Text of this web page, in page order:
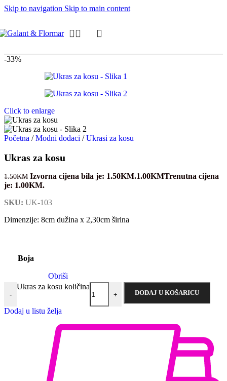
Skip to navigation Skip to main content
-33%
Click to enlarge
Početna / Modni dodaci / Ukrasi za kosu
Ukras za kosu
1.50KM Izvorna cijena bila je: 1.50KM.1.00KMTrenutna cijena
je: 1.00KM.
SKU: UK-103
Dimenzije: 8cm dužina x 2,30cm širina
Boja
Obriši
-
Ukras za kosu količina
+ DODAJ U KOŠARICU
Dodaj u listu želja